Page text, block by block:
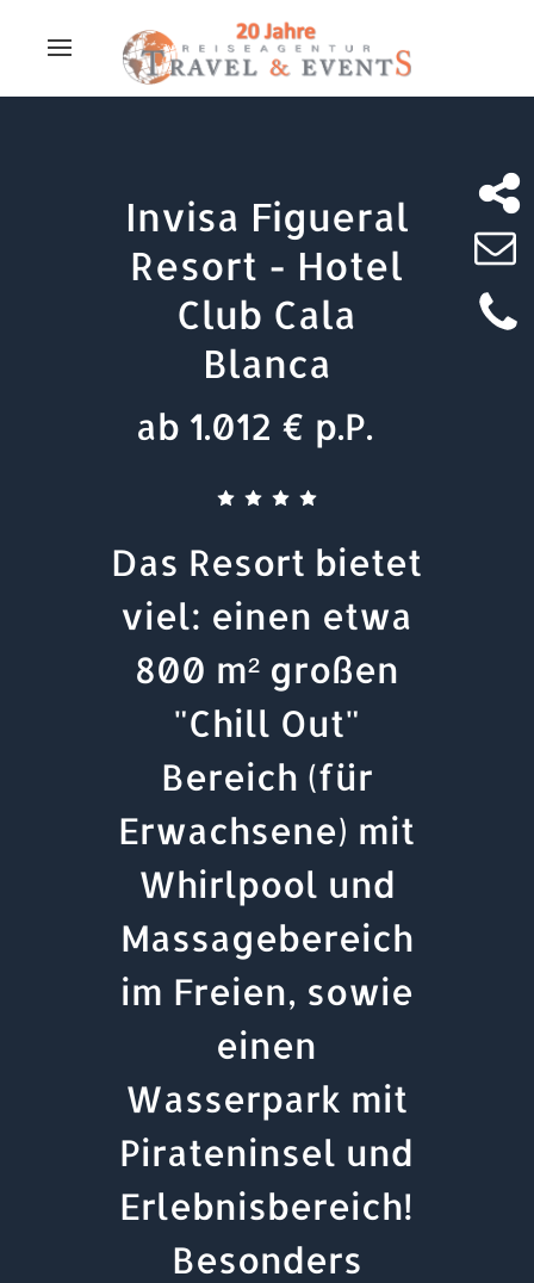
Invisa Figueral
Resort - Hotel
Club Cala
Blanca
ab 1.012 € p.P.
Das Resort bietet
viel: einen etwa
800 m² großen
"Chill Out"
Bereich (für
Erwachsene) mit
Whirlpool und
Massagebereich
im Freien, sowie
einen
Wasserpark mit
Pirateninsel und
Erlebnisbereich!
Besonders